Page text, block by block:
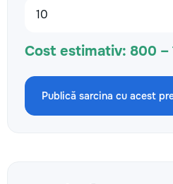
Cost estimativ: 800 –
Publică sarcina cu acest